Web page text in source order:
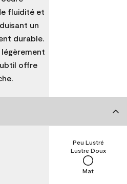
fluidité et
un
durable.
offre
Mat
Lustre Doux
Peu Lustré